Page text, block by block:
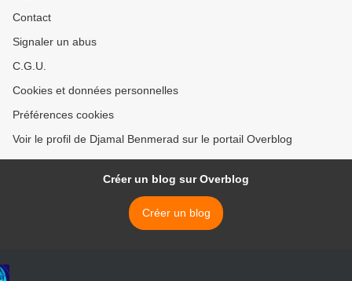
Contact
Signaler un abus
C.G.U.
Cookies et données personnelles
Préférences cookies
Voir le profil de Djamal Benmerad sur le portail Overblog
Créer un blog sur Overblog
Créer un blog